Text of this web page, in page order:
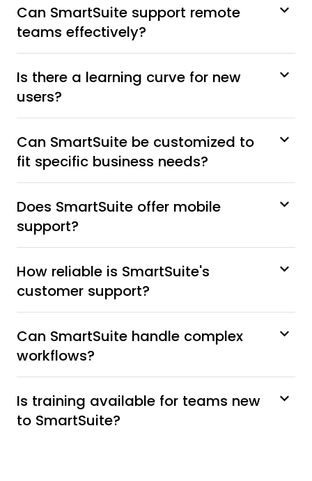
Can SmartSuite support remote
teams effectively?
Is there a learning curve for new
users?
Can SmartSuite be customized to
fit specific business needs?
Does SmartSuite offer mobile
support?
How reliable is SmartSuite's
customer support?
Can SmartSuite handle complex
workflows?
Is training available for teams new
to SmartSuite?